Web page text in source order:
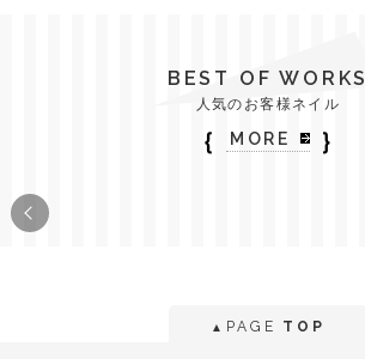
BEST OF WORKS
人気のお客様ネイル
｛ MORE ｝
▲ PAGE TOP